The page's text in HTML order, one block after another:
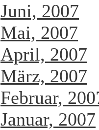
Juni, 2007
Mai, 2007
April, 2007
März, 2007
Februar,
Januar, 2007